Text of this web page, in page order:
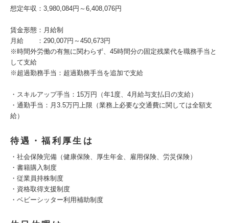
想定年収：3,980,084円～6,408,076円
賃金形態：月給制
月給 ：290,007円～450,673円
※時間外労働の有無に関わらず、45時間分の固定残業代を職務手当と
して支給
※超過勤務手当：超過勤務手当を追加で支給
・スキルアップ手当：15万円（年1度、4月給与支払日の支給）
・通勤手当：月3.5万円上限（業務上必要な交通費に関しては全額支
給）
待遇・福利厚生は
・社会保険完備（健康保険、厚生年金、雇用保険、労災保険）
・書籍購入制度
・従業員持株制度
・資格取得支援制度
・ベビーシッター利用補助制度